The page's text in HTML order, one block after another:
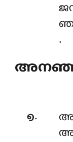
.
൭.